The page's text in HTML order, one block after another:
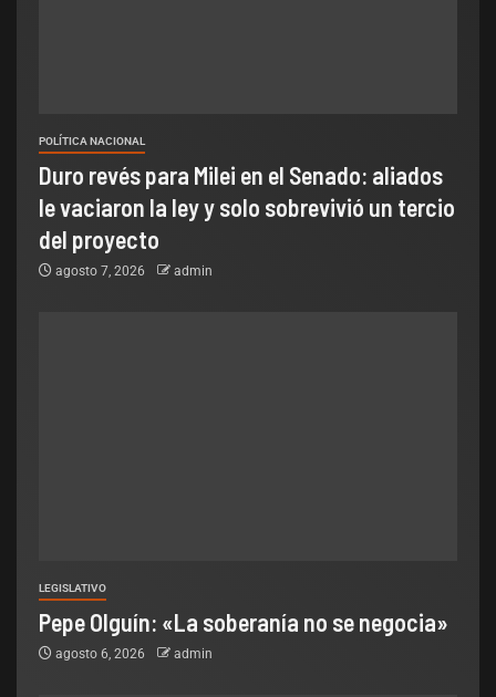
POLÍTICA NACIONAL
Duro revés para Milei en el Senado: aliados
le vaciaron la ley y solo sobrevivió un tercio
del proyecto
agosto 7, 2026 admin
LEGISLATIVO
Pepe Olguín: «La soberanía no se negocia»
agosto 6, 2026 admin